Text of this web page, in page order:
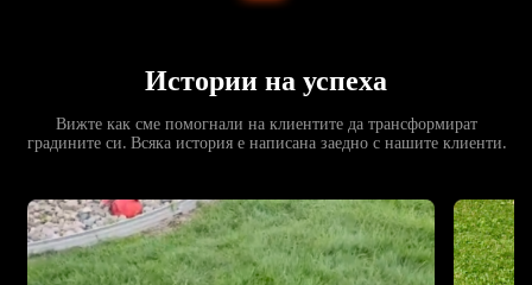
Истории на успеха
Вижте как сме помогнали на клиентите да трансформират
градините си. Всяка история е написана заедно с нашите клиенти.